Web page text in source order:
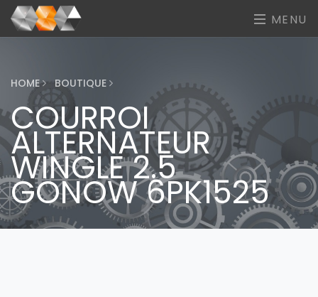
MENU
HOME BOUTIQUE
COURROI
ALTERNATEUR
WINGLE 2.5
GONOW 6PK1525